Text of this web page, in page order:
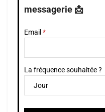
messagerie 📩
Email
La fréquence souhaitée ?